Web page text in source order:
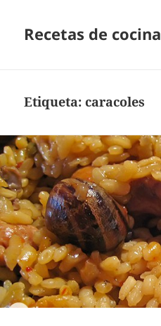
Recetas de cocina
Etiqueta:caracoles